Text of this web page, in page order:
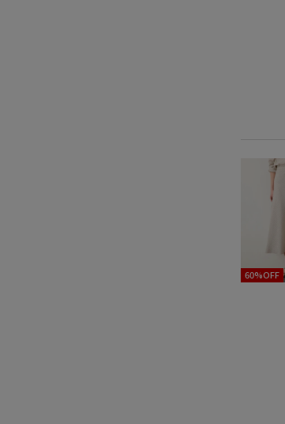
60%OFF